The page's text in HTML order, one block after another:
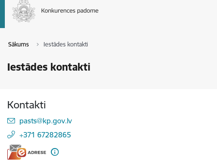
Sākums Iestādes kontakti
Iestādes kontakti
Kontakti
E-pasts:
pasts@kp.gov.lv
+371 67282865